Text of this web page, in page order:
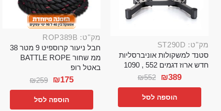
מק"ט: ST290D
סטנד למשקולות אוניברסליות
חדש ארוז דגמים 552 , 1090
₪552 ₪389
הוספה לסל
מק"ט: ROP389B
חבל ניעור קרוספיט 9 מטר 38
ממ שחור BATTLE ROPE
באטל רופ
₪259 ₪175
הוספה לסל